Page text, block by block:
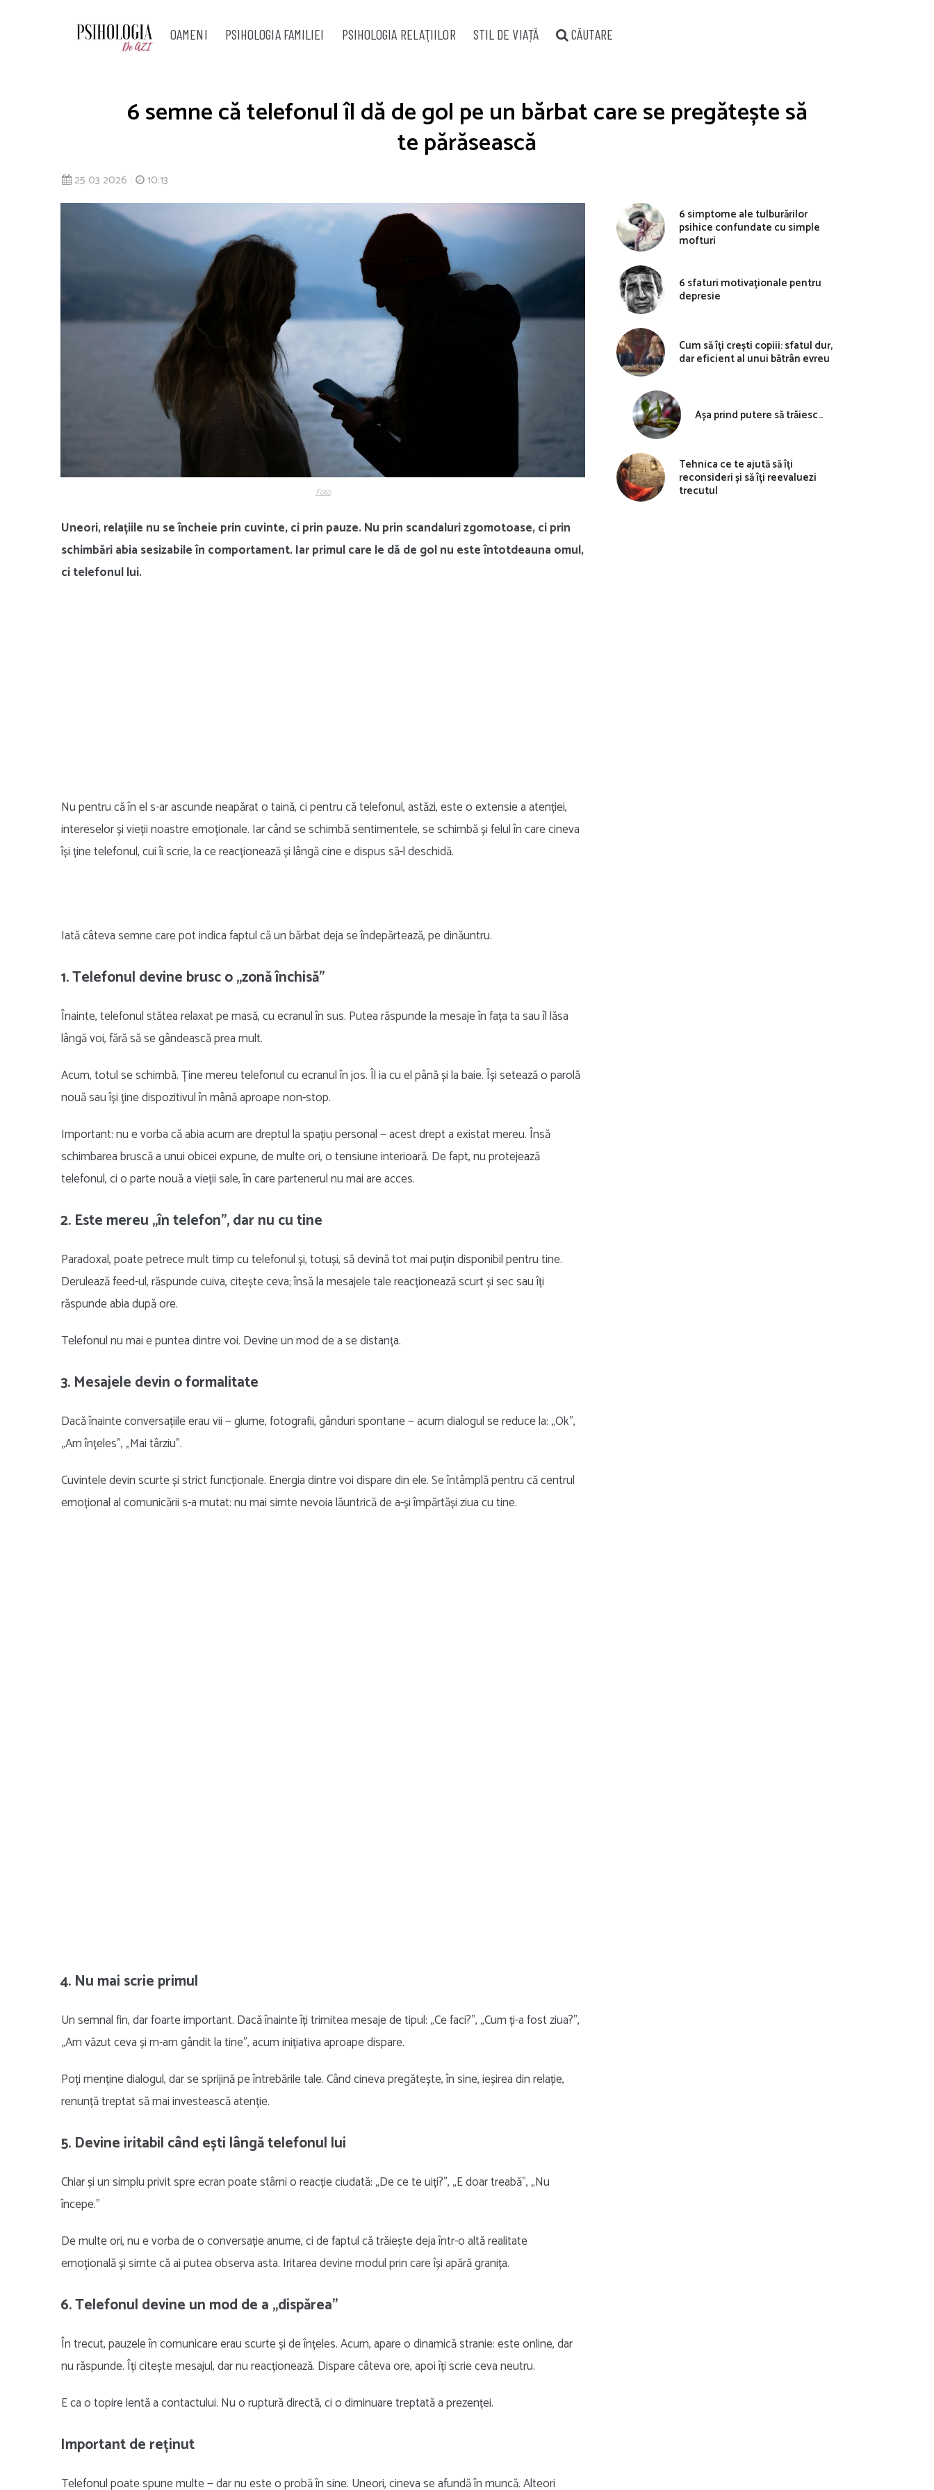
OAMENI PSIHOLOGIA FAMILIEI PSIHOLOGIA RELAŢIILOR STIL DE VIAȚĂ CĂUTARE
6 semne că telefonul îl dă de gol pe un bărbat care se pregătește să
te părăsească
25 03 2026 10:13
Foto
Uneori, relațiile nu se încheie prin cuvinte, ci prin pauze. Nu prin scandaluri zgomotoase, ci prin
schimbări abia sesizabile în comportament. Iar primul care le dă de gol nu este întotdeauna omul,
ci telefonul lui.
Nu pentru că în el s-ar ascunde neapărat o taină, ci pentru că telefonul, astăzi, este o extensie a atenției,
intereselor și vieții noastre emoționale. Iar când se schimbă sentimentele, se schimbă și felul în care cineva
își ține telefonul, cui îi scrie, la ce reacționează și lângă cine e dispus să-l deschidă.
Iată câteva semne care pot indica faptul că un bărbat deja se îndepărtează, pe dinăuntru.
1. Telefonul devine brusc o „zonă închisă”
Înainte, telefonul stătea relaxat pe masă, cu ecranul în sus. Putea răspunde la mesaje în fața ta sau îl lăsa
lângă voi, fără să se gândească prea mult.
Acum, totul se schimbă. Ține mereu telefonul cu ecranul în jos. Îl ia cu el până și la baie. Își setează o parolă
nouă sau își ține dispozitivul în mână aproape non-stop.
Important: nu e vorba că abia acum are dreptul la spațiu personal — acest drept a existat mereu. Însă
schimbarea bruscă a unui obicei expune, de multe ori, o tensiune interioară. De fapt, nu protejează
telefonul, ci o parte nouă a vieții sale, în care partenerul nu mai are acces.
2. Este mereu „în telefon”, dar nu cu tine
Paradoxal, poate petrece mult timp cu telefonul și, totuși, să devină tot mai puțin disponibil pentru tine.
Derulează feed-ul, răspunde cuiva, citește ceva; însă la mesajele tale reacționează scurt și sec sau îți
răspunde abia după ore.
Telefonul nu mai e puntea dintre voi. Devine un mod de a se distanța.
3. Mesajele devin o formalitate
Dacă înainte conversațiile erau vii — glume, fotografii, gânduri spontane — acum dialogul se reduce la: „Ok”,
„Am înțeles”, „Mai târziu”.
Cuvintele devin scurte și strict funcționale. Energia dintre voi dispare din ele. Se întâmplă pentru că centrul
emoțional al comunicării s-a mutat: nu mai simte nevoia lăuntrică de a-și împărtăși ziua cu tine.
4. Nu mai scrie primul
Un semnal fin, dar foarte important. Dacă înainte îți trimitea mesaje de tipul: „Ce faci?”, „Cum ți-a fost ziua?”,
„Am văzut ceva și m-am gândit la tine”, acum inițiativa aproape dispare.
Poți menține dialogul, dar se sprijină pe întrebările tale. Când cineva pregătește, în sine, ieșirea din relație,
renunță treptat să mai investească atenție.
5. Devine iritabil când ești lângă telefonul lui
Chiar și un simplu privit spre ecran poate stârni o reacție ciudată: „De ce te uiți?”, „E doar treabă”, „Nu
începe.”
De multe ori, nu e vorba de o conversație anume, ci de faptul că trăiește deja într-o altă realitate
emoțională și simte că ai putea observa asta. Iritarea devine modul prin care își apără granița.
6. Telefonul devine un mod de a „dispărea”
În trecut, pauzele în comunicare erau scurte și de înțeles. Acum, apare o dinamică stranie: este online, dar
nu răspunde. Îți citește mesajul, dar nu reacționează. Dispare câteva ore, apoi îți scrie ceva neutru.
E ca o topire lentă a contactului. Nu o ruptură directă, ci o diminuare treptată a prezenței.
Important de reținut
Telefonul poate spune multe — dar nu este o probă în sine. Uneori, cineva se afundă în muncă. Alteori
6 simptome ale tulburărilor
psihice confundate cu simple
mofturi
6 sfaturi motivaționale pentru
depresie
Cum să îți crești copiii: sfatul dur,
dar eficient al unui bătrân evreu
Așa prind putere să trăiesc…
Tehnica ce te ajută să îți
reconsideri și să îți reevaluezi
trecutul